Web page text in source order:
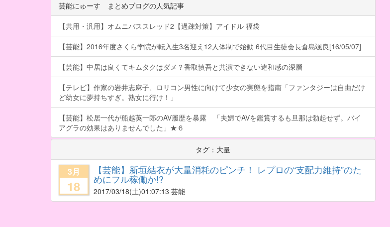
芸能にゅーす まとめブログの人気記事
【共用・汎用】オムニバススレッド2【過疎対策】アイドル 福袋
【芸能】2016年度さくら学院が転入生3名迎え12人体制で始動 6代目生徒会長倉島颯良[16/05/07]
【芸能】中居は良くてキムタクはダメ？香取慎吾と共演できない違和感の深層
【テレビ】作家の岩井志麻子、ロリコン男性に向けて少女の実態を指南「ファンタジーは自由だけ
ど幼女に夢持ちすぎ。熟女に行け！」
【芸能】松居一代が船越英一郎のAV履歴を暴露 「夫婦でAVを鑑賞するも旦那は勃起せず。バイ
アグラの効果はありませんでした」★６
タグ：大量
3月
18
【芸能】新垣結衣が大量消耗のピンチ！ レプロの“支配力維持”のた
めにフル稼働か!?
2017/03/18(土)01:07:13 芸能